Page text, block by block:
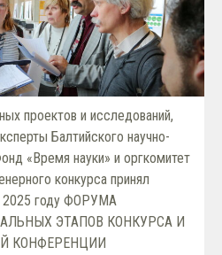
проектов и исследований,
Балтийского научно-
«Время науки» и оргкомитет
конкурса принял
2025 году ФОРУМА
ЭТАПОВ КОНКУРСА И
КОНФЕРЕНЦИИ